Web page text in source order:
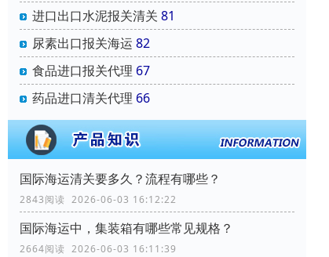
进口出口水泥报关清关 81
尿素出口报关海运 82
食品进口报关代理 67
药品进口清关代理 66
国际海运清关要多久？流程有哪些？
2843阅读 2026-06-03 16:12:22
国际海运中，集装箱有哪些常见规格？
2664阅读 2026-06-03 16:11:39